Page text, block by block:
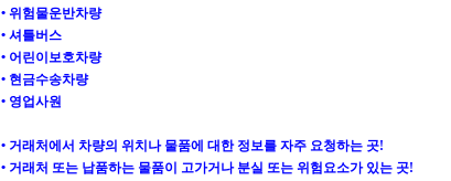
• 위험물운반차량
• 셔틀버스
• 어린이보호차량
• 현금수송차량
• 영업사원
• 거래처에서 차량의 위치나 물품에 대한 정보를 자주 요청하는 곳!
• 거래처 또는 납품하는 물품이 고가거나 분실 또는 위험요소가 있는 곳!